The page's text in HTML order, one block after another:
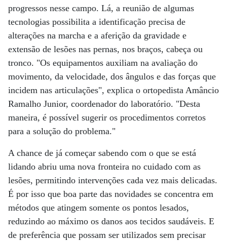
progressos nesse campo. Lá, a reunião de algumas
tecnologias possibilita a identificação precisa de
alterações na marcha e a aferição da gravidade e
extensão de lesões nas pernas, nos braços, cabeça ou
tronco. "Os equipamentos auxiliam na avaliação do
movimento, da velocidade, dos ângulos e das forças que
incidem nas articulações", explica o ortopedista Amâncio
Ramalho Junior, coordenador do laboratório. "Desta
maneira, é possível sugerir os procedimentos corretos
para a solução do problema."
A chance de já começar sabendo com o que se está
lidando abriu uma nova fronteira no cuidado com as
lesões, permitindo intervenções cada vez mais delicadas.
É por isso que boa parte das novidades se concentra em
métodos que atingem somente os pontos lesados,
reduzindo ao máximo os danos aos tecidos saudáveis. E
de preferência que possam ser utilizados sem precisar